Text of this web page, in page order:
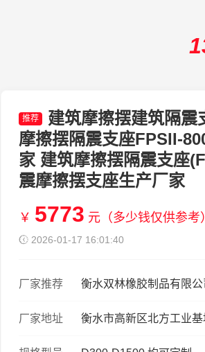
推荐
建筑摩擦摆建筑隔震
摩擦摆隔震支座FPSII-
家 建筑摩擦摆隔震支座
震摩擦摆支座生产厂家
￥ 5773 元（多少钱仅供参考）
2026-01-17 16:01:40
厂家推荐 衡水双林橡胶制品有限公
厂家地址 衡水市高新区北方工业